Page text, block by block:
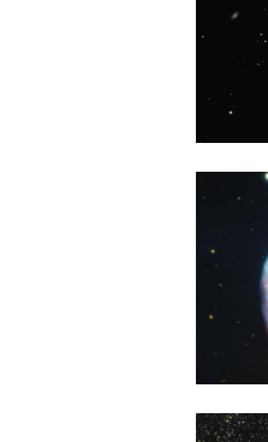
Image